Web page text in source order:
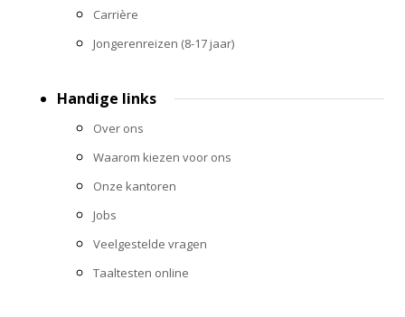
Carrière
Jongerenreizen (8-17 jaar)
Handige links
Over ons
Waarom kiezen voor ons
Onze kantoren
Jobs
Veelgestelde vragen
Taaltesten online